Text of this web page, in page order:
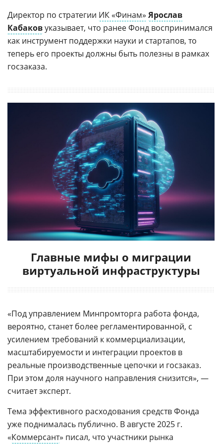
Директор по стратегии ИК «Финам» Ярослав
Кабаковуказывает, что ранее Фонд воспринимался
как инструмент поддержки науки и стартапов, то
теперь его проекты должны быть полезны в рамках
госзаказа.
Главные мифы о миграции
виртуальной инфраструктуры
«Под управлением Минпромторга работа фонда,
вероятно, станет более регламентированной, с
усилением требований к коммерциализации,
масштабируемости и интеграции проектов в
реальные производственные цепочки и госзаказ.
При этом доля научного направления снизится», —
считает эксперт.
Тема эффективного расходования средств Фонда
уже поднималась публично. В августе 2025 г.
«Коммерсант» писал, что участники рынка